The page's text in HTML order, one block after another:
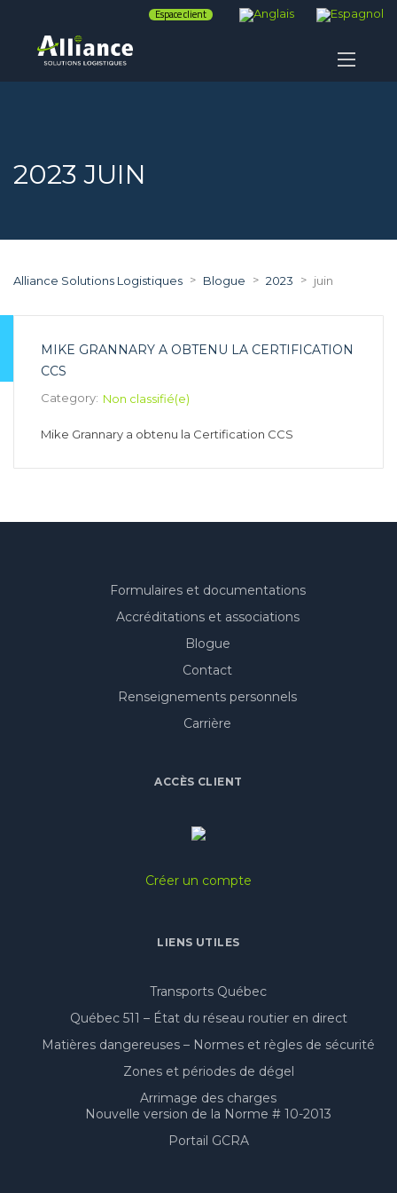
Espace client
2023 JUIN
Alliance Solutions Logistiques > Blogue > 2023 > juin
MIKE GRANNARY A OBTENU LA CERTIFICATION
CCS
Category: Non classifié(e)
Mike Grannary a obtenu la Certification CCS
Formulaires et documentations
Accréditations et associations
Blogue
Contact
Renseignements personnels
Carrière
ACCÈS CLIENT
Créer un compte
LIENS UTILES
Transports Québec
Québec 511 – État du réseau routier en direct
Matières dangereuses – Normes et règles de sécurité
Zones et périodes de dégel
Arrimage des charges
Nouvelle version de la Norme # 10-2013
Portail GCRA